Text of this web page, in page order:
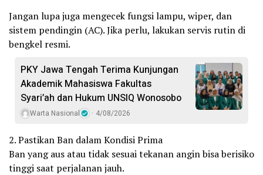
Jangan lupa juga mengecek fungsi lampu, wiper, dan
sistem pendingin (AC). Jika perlu, lakukan servis rutin di
bengkel resmi.
PKY Jawa Tengah Terima Kunjungan
Akademik Mahasiswa Fakultas
Syari’ah dan Hukum UNSIQ Wonosobo
Warta Nasional 4/08/2026
2. Pastikan Ban dalam Kondisi Prima
Ban yang aus atau tidak sesuai tekanan angin bisa berisiko
tinggi saat perjalanan jauh.